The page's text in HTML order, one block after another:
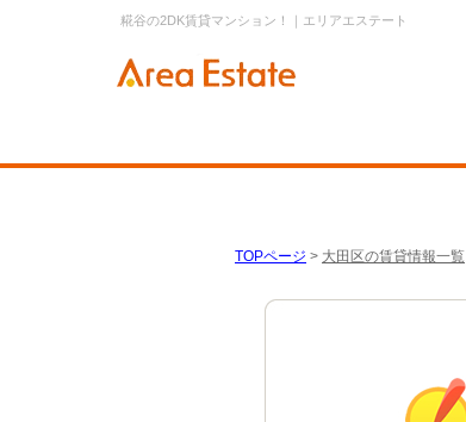
糀谷の2DK賃貸マンション！｜エリアエステート
TOPページ > 大田区の賃貸情報一覧